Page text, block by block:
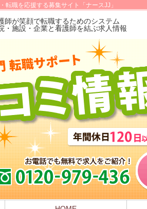
転職を応援する募集サイト「ナースJJ」
師が笑顔で転職するためのシステム
・施設・企業と看護師を結ぶ求人情報